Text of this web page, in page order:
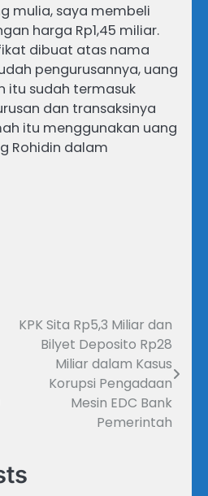
mulia, saya membeli
harga Rp1,45 miliar.
dibuat atas nama
pengurusannya, uang
itu sudah termasuk
dan transaksinya
itu menggunakan uang
Rohidin dalam
KPK Sita Rp5,3 Miliar dan
Bilyet Deposito Rp28
Miliar dalam Kasus
Korupsi Pengadaan
Mesin EDC Bank
Pemerintah